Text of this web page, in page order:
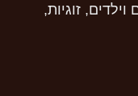
זוגיות,